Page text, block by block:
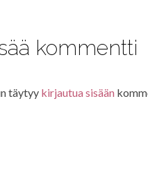
kommentti
täytyy kirjautua sisään